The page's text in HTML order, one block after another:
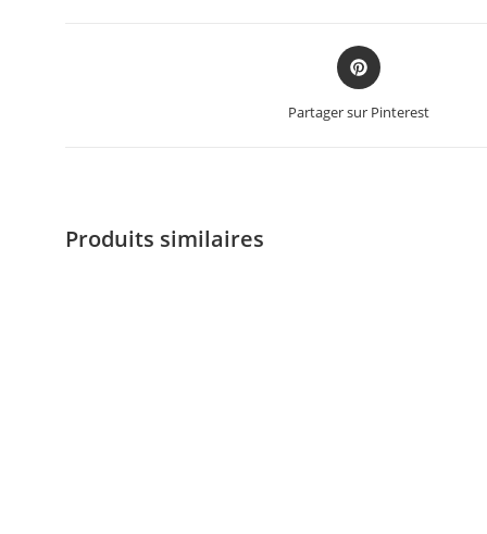
Partager sur Pinterest
Produits similaires